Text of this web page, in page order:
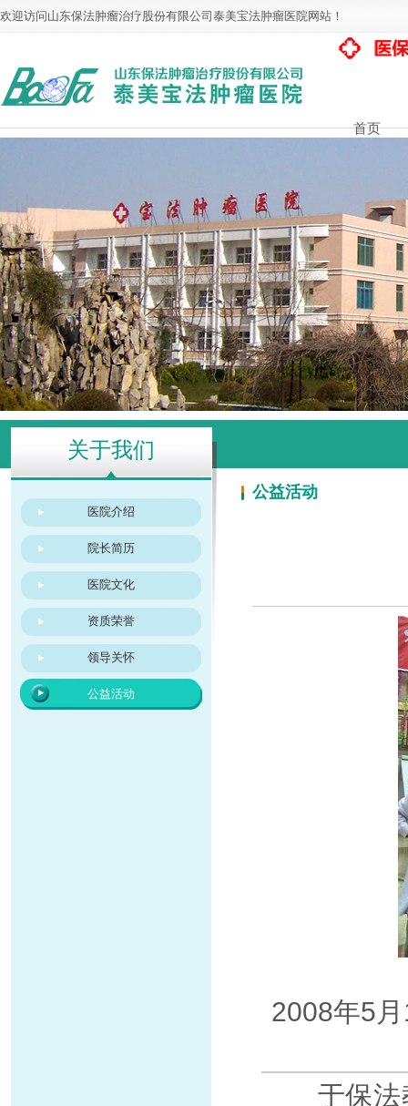
欢迎访问山东保法肿瘤治疗股份有限公司泰美宝法肿瘤医院网站！
首页
关于我们
医院介绍
院长简历
医院文化
资质荣誉
领导关怀
公益活动
公益活动
2008年5
于保法教